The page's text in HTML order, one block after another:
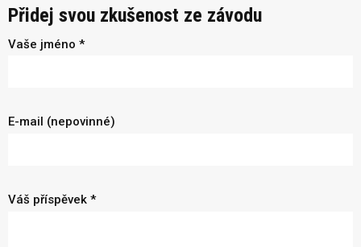
Přidej svou zkušenost ze závodu
Vaše jméno *
E-mail (nepovinné)
Váš příspěvek *